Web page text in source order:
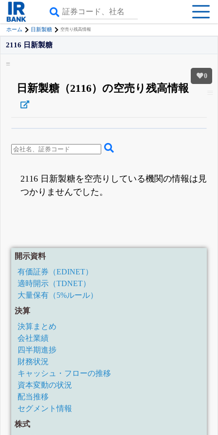
ホーム 日新製糖 空売り残高情報
0
2116 日新製糖
日新製糖（2116）の空売り残高情報
見られる
無料でβ版をはじめる
登録すると永久30%OFFと米株版の先行利用も付きます
2116 日新製糖を空売りしている機関の情報は見
つかりませんでした。
開示資料
有価証券（EDINET）
適時開示（TDNET）
大量保有（5%ルール）
決算
決算まとめ
会社業績
四半期進捗
財務状況
キャッシュ・フローの推移
資本変動の状況
配当推移
セグメント情報
株式